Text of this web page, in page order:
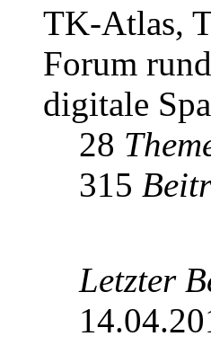
TK-Atlas,
Forum
digitale
28
315
Letzter